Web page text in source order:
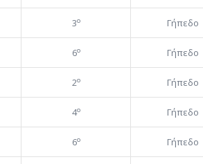
3ο Γήπεδο
6ο Γήπεδο
2ο Γήπεδο
4ο Γήπεδο
6ο Γήπεδο